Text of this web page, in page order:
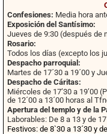
Confesiones: Media hora
Exposición del Santísimo:
Jueves de 9:30 (después de
Rosario:
Todos los días (excepto los
Despacho parroquial:
Martes de 17´30 a 19´00 y
Despacho de Cáritas:
Miércoles de 17’30 a 19’00
de 12´00 a 13´00 horas al
Apertura del templo y de la
Laborables: De 8 a 13 y de
Festivos: de 8`30 a 13´30 y